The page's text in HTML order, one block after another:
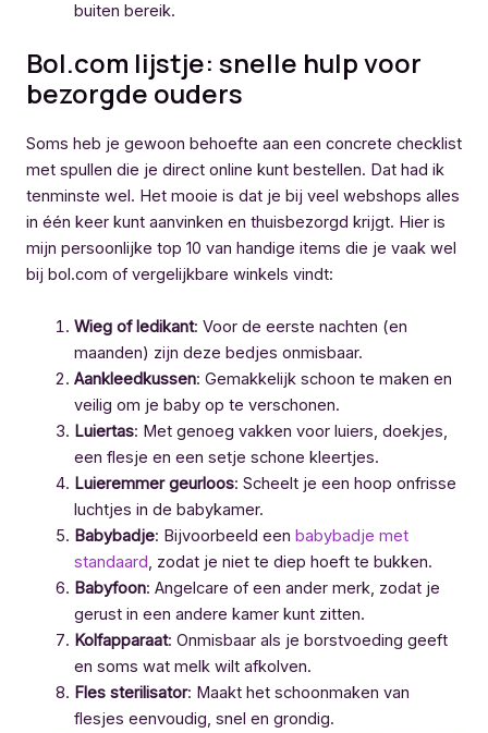
buiten bereik.
Bol.com lijstje: snelle hulp voor
bezorgde ouders
Soms heb je gewoon behoefte aan een concrete checklist
met spullen die je direct online kunt bestellen. Dat had ik
tenminste wel. Het mooie is dat je bij veel webshops alles
in één keer kunt aanvinken en thuisbezorgd krijgt. Hier is
mijn persoonlijke top 10 van handige items die je vaak wel
bij bol.com of vergelijkbare winkels vindt:
Wieg of ledikant: Voor de eerste nachten (en
maanden) zijn deze bedjes onmisbaar.
Aankleedkussen: Gemakkelijk schoon te maken en
veilig om je baby op te verschonen.
Luiertas: Met genoeg vakken voor luiers, doekjes,
een flesje en een setje schone kleertjes.
Luieremmer geurloos: Scheelt je een hoop onfrisse
luchtjes in de babykamer.
Babybadje: Bijvoorbeeld een babybadje met
standaard, zodat je niet te diep hoeft te bukken.
Babyfoon: Angelcare of een ander merk, zodat je
gerust in een andere kamer kunt zitten.
Kolfapparaat: Onmisbaar als je borstvoeding geeft
en soms wat melk wilt afkolven.
Fles sterilisator: Maakt het schoonmaken van
flesjes eenvoudig, snel en grondig.